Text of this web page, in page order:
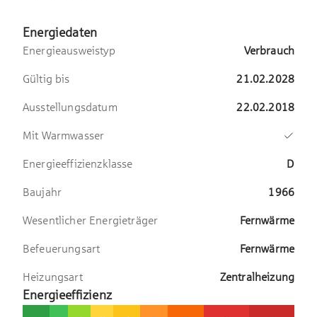
Regendusche.
Das gepflegte Wohnensemble befindet
sich auf einem ca. 8.500 m² großen
Auch technisch befindet sich das
Gebäude in einem guten Zustand: Die
die Fenster stammen aus dem Jahr
2022 vollständig erneuert. Im Frühjahr
2026 werden die Laubengänge saniert.
bereits vollständig vom Eigentümer
Energiedaten
Energieausweistyp Verbrauch
Gültig bis 21.02.2028
Ausstellungsdatum 22.02.2018
Mit Warmwasser
Energieeffizienzklasse D
Baujahr 1966
Wesentlicher Energieträger Fernwärme
Befeuerungsart Fernwärme
Heizungsart Zentralheizung
Energieeffizienz